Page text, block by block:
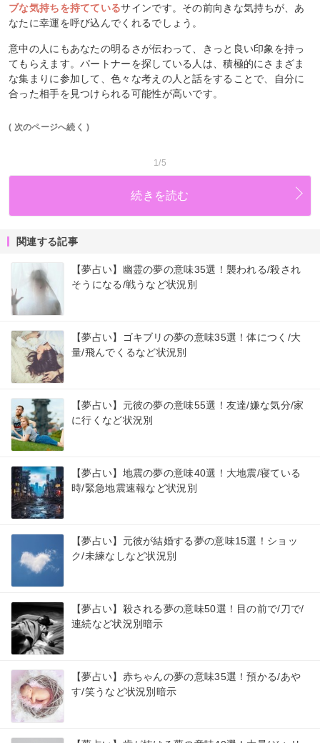
ブな気持ちを持てているサインです。その前向きな気持ちが、あ
なたに幸運を呼び込んでくれるでしょう。
意中の人にもあなたの明るさが伝わって、きっと良い印象を持っ
てもらえます。パートナーを探している人は、積極的にさまざま
な集まりに参加して、色々な考えの人と話をすることで、自分に
合った相手を見つけられる可能性が高いです。
( 次のページへ続く )
1/5
続きを読む
関連する記事
【夢占い】幽霊の夢の意味35選！襲われる/殺され
そうになる/戦うなど状況別
【夢占い】ゴキブリの夢の意味35選！体につく/大
量/飛んでくるなど状況別
【夢占い】元彼の夢の意味55選！友達/嫌な気分/家
に行くなど状況別
【夢占い】地震の夢の意味40選！大地震/寝ている
時/緊急地震速報など状況別
【夢占い】元彼が結婚する夢の意味15選！ショッ
ク/未練なしなど状況別
【夢占い】殺される夢の意味50選！目の前で/刀で/
連続など状況別暗示
【夢占い】赤ちゃんの夢の意味35選！預かる/あや
す/笑うなど状況別暗示